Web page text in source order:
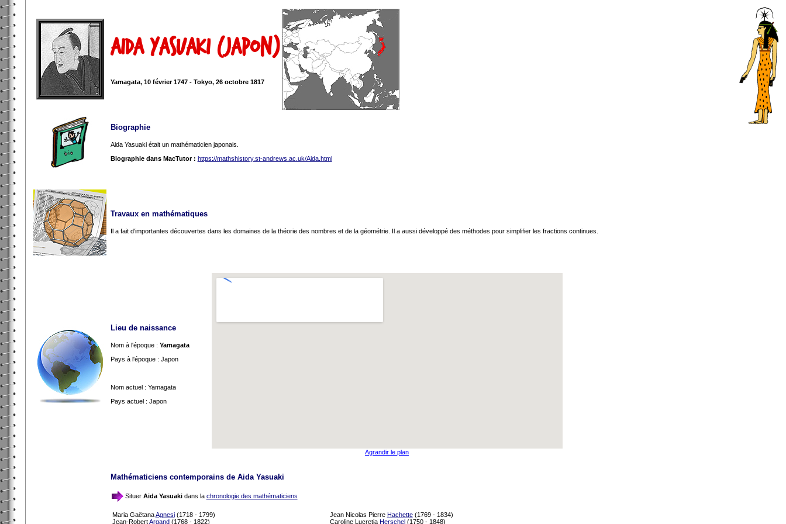
Aida Yasuaki (Japon)
Yamagata, 10 février 1747 - Tokyo, 26 octobre 1817
Biographie
Aida Yasuaki était un mathématicien japonais.
Biographie dans MacTutor : https://mathshistory.st-andrews.ac.uk/Aida.html
Travaux en mathématiques
Il a fait d'importantes découvertes dans les domaines de la théorie des nombres et de la géométrie. Il a aussi développé des méthodes pour simplifier les fractions continues.
Lieu de naissance
Nom à l'époque : Yamagata
Pays à l'époque : Japon
Nom actuel : Yamagata
Pays actuel : Japon
Agrandir le plan
Mathématiciens contemporains de Aida Yasuaki
Situer Aida Yasuakidans la chronologie des mathématiciens
Maria GaëtanaAgnesi(1718 - 1799)
Jean-RobertArgand(1768 - 1822)
Jean Nicolas Pierre Hachette(1769 - 1834)
Caroline Lucretia Herschel(1750 - 1848)